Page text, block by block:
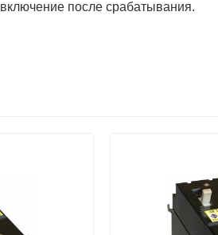
после срабатывания.